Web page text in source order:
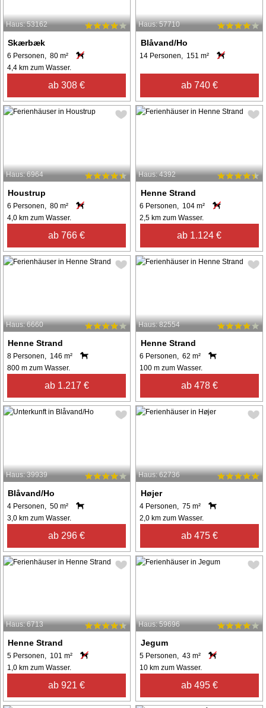
Haus: 53162
Skærbæk
6 Personen, 80 m²
4,4 km zum Wasser.
ab 308 €
Haus: 57710
Blåvand/Ho
14 Personen, 151 m²
ab 740 €
Haus: 6964
Houstrup
6 Personen, 80 m²
4,0 km zum Wasser.
ab 766 €
Haus: 4392
Henne Strand
6 Personen, 104 m²
2,5 km zum Wasser.
ab 1.124 €
Haus: 6660
Henne Strand
8 Personen, 146 m²
800 m zum Wasser.
ab 1.217 €
Haus: 82554
Henne Strand
6 Personen, 62 m²
100 m zum Wasser.
ab 478 €
Haus: 39939
Blåvand/Ho
4 Personen, 50 m²
3,0 km zum Wasser.
ab 296 €
Haus: 62736
Højer
4 Personen, 75 m²
2,0 km zum Wasser.
ab 475 €
Haus: 6713
Henne Strand
5 Personen, 101 m²
1,0 km zum Wasser.
ab 921 €
Haus: 59696
Jegum
5 Personen, 43 m²
10 km zum Wasser.
ab 495 €